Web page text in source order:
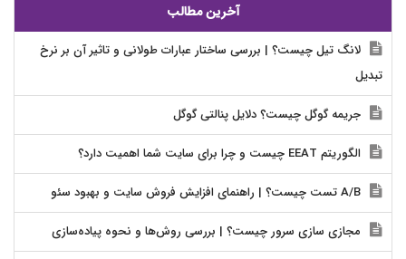
آخرین مطالب
لانگ تیل چیست؟ | بررسی ساختار عبارات طولانی و تاثیر آن بر نرخ
تبدیل
جریمه گوگل چیست؟ دلایل پنالتی گوگل
الگوریتم EEAT چیست و چرا برای سایت شما اهمیت دارد؟
مجازی سازی سرور چیست؟ | بررسی روش‌ها و نحوه پیاده‌سازی